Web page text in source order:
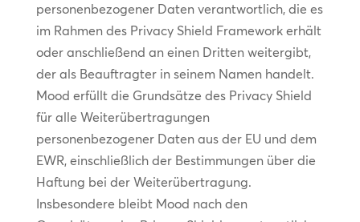
personenbezogener Daten verantwortlich, die es
im Rahmen des Privacy Shield Framework erhält
oder anschließend an einen Dritten weitergibt,
der als Beauftragter in seinem Namen handelt.
Mood erfüllt die Grundsätze des Privacy Shield
für alle Weiterübertragungen
personenbezogener Daten aus der EU und dem
EWR, einschließlich der Bestimmungen über die
Haftung bei der Weiterübertragung.
Insbesondere bleibt Mood nach den